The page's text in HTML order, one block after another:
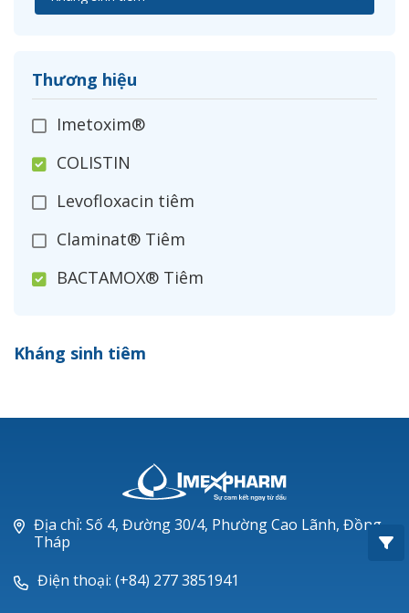
Thương hiệu
Imetoxim®
COLISTIN
Levofloxacin tiêm
Claminat® Tiêm
BACTAMOX® Tiêm
Ceftizoxim®
Piperacillin
Ticarlinat®
Zobacta®
Kháng sinh tiêm
Địa chỉ: Số 4, Đường 30/4, Phường Cao Lãnh, Đồng
Tháp
Điện thoại: (+84) 277 3851941